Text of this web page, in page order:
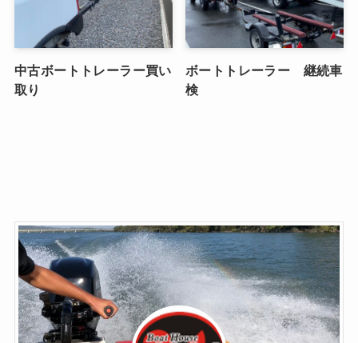
中古ボートトレーラー買い
取り
ボートトレーラー 継続車
検